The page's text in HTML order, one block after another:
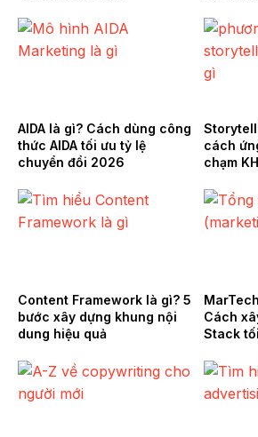
AIDA là gì? Cách dùng công
thức AIDA tối ưu tỷ lệ
chuyển đổi 2026
cách
chạm KH
Content Framework là gì? 5
bước xây dựng khung nội
dung hiệu quả
Cách
Stack